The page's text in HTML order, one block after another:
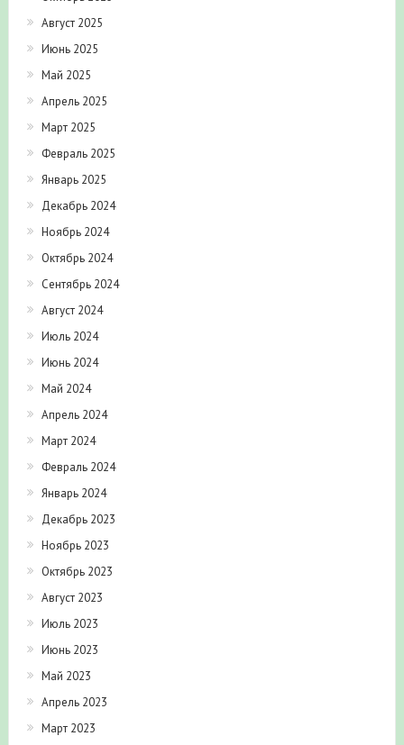
Август 2025
Июнь 2025
Май 2025
Апрель 2025
Март 2025
Февраль 2025
Январь 2025
Декабрь 2024
Ноябрь 2024
Октябрь 2024
Сентябрь 2024
Август 2024
Июль 2024
Июнь 2024
Май 2024
Апрель 2024
Март 2024
Февраль 2024
Январь 2024
Декабрь 2023
Ноябрь 2023
Октябрь 2023
Август 2023
Июль 2023
Июнь 2023
Май 2023
Апрель 2023
Март 2023